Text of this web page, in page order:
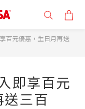
百元優惠，生日月再送
即享百元
三百